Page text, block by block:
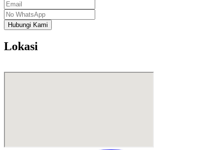
Hubungi Kami
Lokasi